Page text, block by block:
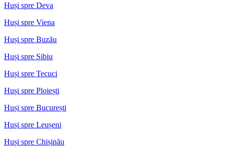
Huși spre Deva
Huși spre Viena
Huși spre Buzău
Huși spre Sibiu
Huși spre Tecuci
Huși spre Ploiești
Huși spre București
Huși spre Leușeni
Huși spre Chișinău